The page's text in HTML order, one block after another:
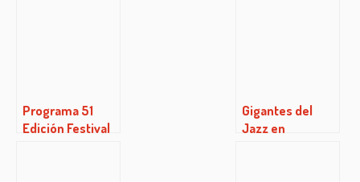
Programa 51
Edición Festival
Gigantes del
Jazz en